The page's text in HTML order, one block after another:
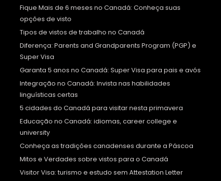
Fique Mais de 6 meses no Canadá: Conheça suas
opções de visto
Tipos de vistos de trabalho no Canadá
Diferença: Parents and Grandparents Program (PGP) e
Super Visa
Garanta 5 anos no Canadá: Super Visa para pais e avós
Integração no Canadá: Invista nas habilidades
linguísticas certas
5 cidades do Canadá para visitar nesta primavera
Educação no Canadá: idiomas, career college e
university
Conheça as tradições canadenses durante a Páscoa
Mitos e Verdades sobre vistos para o Canadá
Visitor Visa: turismo e estudo sem Attestation Letter